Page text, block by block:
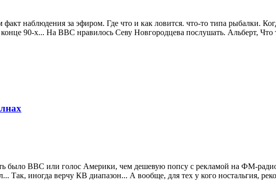
факт наблюдения за эфиром. Где что и как ловится. что-то типа рыбалки.
90-х... На ВВС нравилось Севу Новгородцева послушать. Альберт,
было ВВС или голос Америки, чем дешевую попсу с рекламой на ФМ-
Так, иногда верчу КВ диапазон... А вообще, для тех у кого ностальгия,